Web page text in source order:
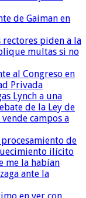
de Gaiman en
piden a la
multas si no
al Congreso en
Privada
Lynch a una
de la Ley de
campos a
de
ilícito
me la habían
ante la